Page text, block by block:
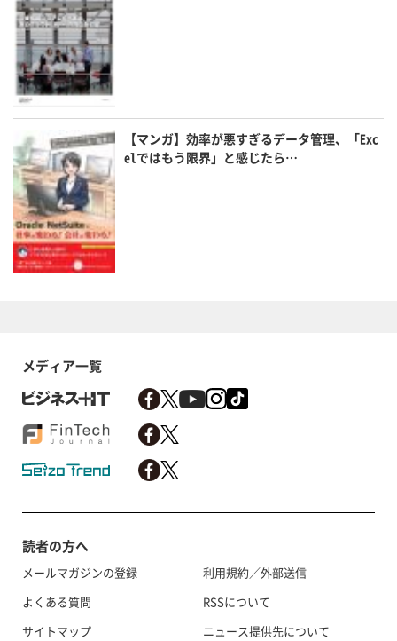
【マンガ】効率が悪すぎるデータ管理、「Exc
elではもう限界」と感じたら…
メディア一覧
読者の方へ
メールマガジンの登録
よくある質問
サイトマップ
利用規約／外部送信
RSSについて
ニュース提供先について